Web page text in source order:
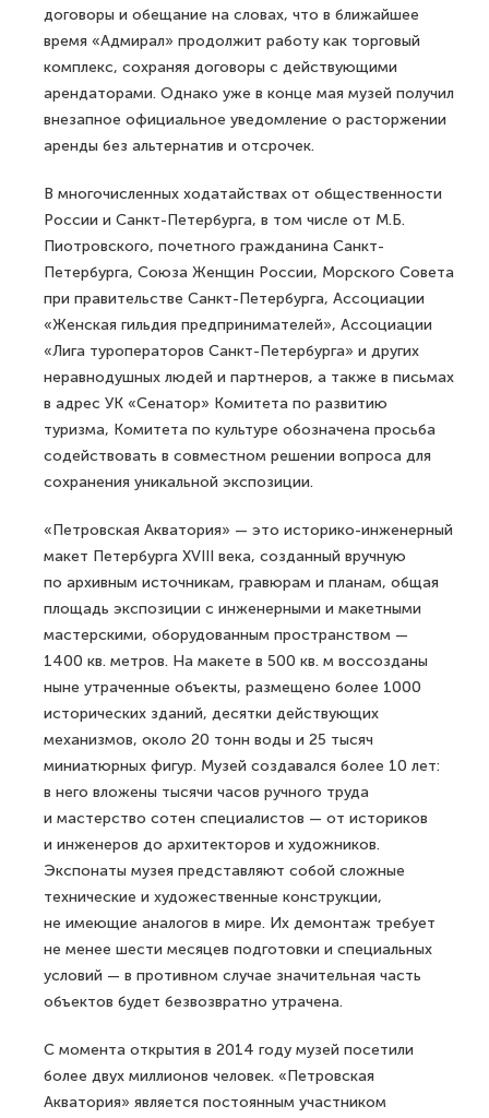
договоры и обещание на словах, что в ближайшее
время «Адмирал» продолжит работу как торговый
комплекс, сохраняя договоры с действующими
арендаторами. Однако уже в конце мая музей получил
внезапное официальное уведомление о расторжении
аренды без альтернатив и отсрочек.
В многочисленных ходатайствах от общественности
России и Санкт-Петербурга, в том числе от М.Б.
Пиотровского, почетного гражданина Санкт-
Петербурга, Союза Женщин России, Морского Совета
при правительстве Санкт-Петербурга, Ассоциации
«Женская гильдия предпринимателей», Ассоциации
«Лига туроператоров Санкт-Петербурга» и других
неравнодушных людей и партнеров, а также в письмах
в адрес УК «Сенатор» Комитета по развитию
туризма, Комитета по культуре обозначена просьба
содействовать в совместном решении вопроса для
сохранения уникальной экспозиции.
«Петровская Акватория» — это историко-инженерный
макет Петербурга XVIII века, созданный вручную
по архивным источникам, гравюрам и планам, общая
площадь экспозиции с инженерными и макетными
мастерскими, оборудованным пространством —
1400 кв. метров. На макете в 500 кв. м воссозданы
ныне утраченные объекты, размещено более 1000
исторических зданий, десятки действующих
механизмов, около 20 тонн воды и 25 тысяч
миниатюрных фигур. Музей создавался более 10 лет:
в него вложены тысячи часов ручного труда
и мастерство сотен специалистов — от историков
и инженеров до архитекторов и художников.
Экспонаты музея представляют собой сложные
технические и художественные конструкции,
не имеющие аналогов в мире. Их демонтаж требует
не менее шести месяцев подготовки и специальных
условий — в противном случае значительная часть
объектов будет безвозвратно утрачена.
С момента открытия в 2014 году музей посетили
более двух миллионов человек. «Петровская
Акватория» является постоянным участником